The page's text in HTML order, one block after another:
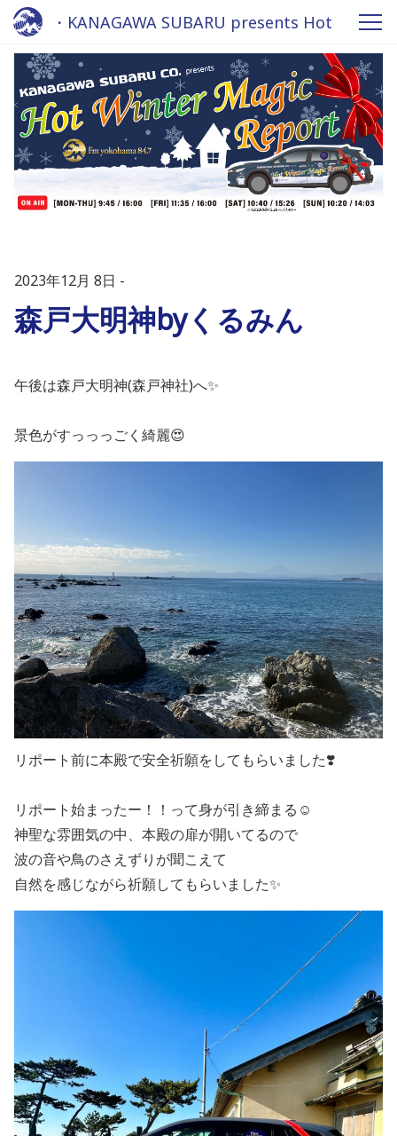
・KANAGAWA SUBARU presents Hot
Winter Magic Report 2023 - Fm
yokohama 84.7
2023年12月 8日
森戸大明神byくるみん
午後は森戸大明神(森戸神社)へ✨
景色がすっっっごく綺麗😍
リポート前に本殿で安全祈願をしてもらいました❣️
リポート始まったー！！って身が引き締まる☺️
神聖な雰囲気の中、本殿の扉が開いてるので
波の音や鳥のさえずりが聞こえて
自然を感じながら祈願してもらいました✨